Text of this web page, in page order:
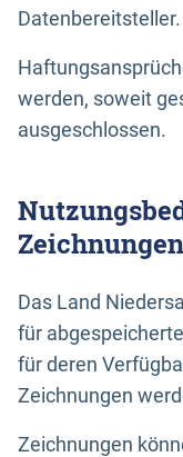
Datenbereitsteller.
werden, soweit
ausgeschlossen.
Zeichnungen
Das Land
für
für deren
Zeichnungen
Zeichnungen